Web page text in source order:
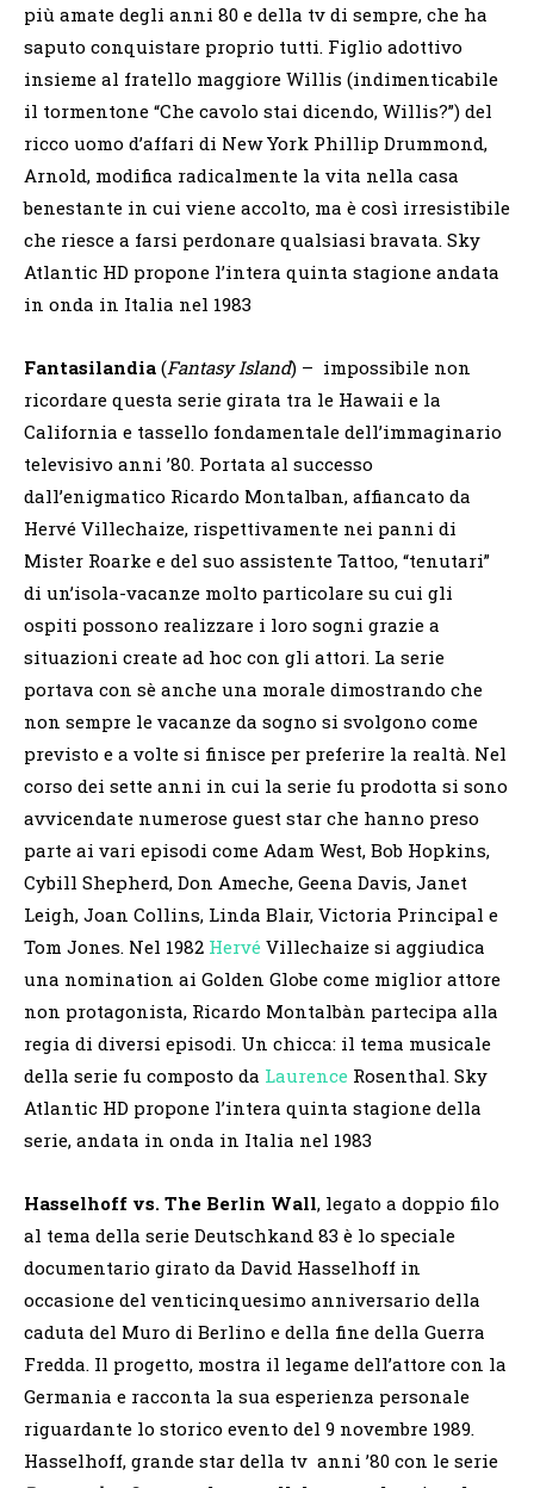
più amate degli anni 80 e della tv di sempre, che ha
saputo conquistare proprio tutti. Figlio adottivo
insieme al fratello maggiore Willis (indimenticabile
il tormentone “Che cavolo stai dicendo, Willis?”) del
ricco uomo d’affari di New York Phillip Drummond,
Arnold, modifica radicalmente la vita nella casa
benestante in cui viene accolto, ma è così irresistibile
che riesce a farsi perdonare qualsiasi bravata. Sky
Atlantic HD propone l’intera quinta stagione andata
in onda in Italia nel 1983
Fantasilandia (Fantasy Island) – impossibile non
ricordare questa serie girata tra le Hawaii e la
California e tassello fondamentale dell’immaginario
televisivo anni ’80. Portata al successo
dall’enigmatico Ricardo Montalban, affiancato da
Hervé Villechaize, rispettivamente nei panni di
Mister Roarke e del suo assistente Tattoo, “tenutari”
di un’isola-vacanze molto particolare su cui gli
ospiti possono realizzare i loro sogni grazie a
situazioni create ad hoc con gli attori. La serie
portava con sè anche una morale dimostrando che
non sempre le vacanze da sogno si svolgono come
previsto e a volte si finisce per preferire la realtà. Nel
corso dei sette anni in cui la serie fu prodotta si sono
avvicendate numerose guest star che hanno preso
parte ai vari episodi come Adam West, Bob Hopkins,
Cybill Shepherd, Don Ameche, Geena Davis, Janet
Leigh, Joan Collins, Linda Blair, Victoria Principal e
Tom Jones. Nel 1982 Hervé Villechaize si aggiudica
una nomination ai Golden Globe come miglior attore
non protagonista, Ricardo Montalbàn partecipa alla
regia di diversi episodi. Un chicca: il tema musicale
della serie fu composto da Laurence Rosenthal. Sky
Atlantic HD propone l’intera quinta stagione della
serie, andata in onda in Italia nel 1983
Hasselhoff vs. The Berlin Wall, legato a doppio filo
al tema della serie Deutschkand 83 è lo speciale
documentario girato da David Hasselhoff in
occasione del venticinquesimo anniversario della
caduta del Muro di Berlino e della fine della Guerra
Fredda. Il progetto, mostra il legame dell’attore con la
Germania e racconta la sua esperienza personale
riguardante lo storico evento del 9 novembre 1989.
Hasselhoff, grande star della tv anni ’80 con le serie